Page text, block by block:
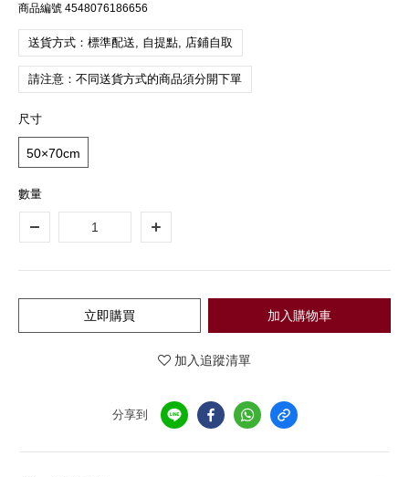
商品編號 4548076186656
送貨方式：標準配送, 自提點, 店鋪自取
請注意：不同送貨方式的商品須分開下單
尺寸
50×70cm
數量
加入購物車
立即購買
加入追蹤清單
分享到